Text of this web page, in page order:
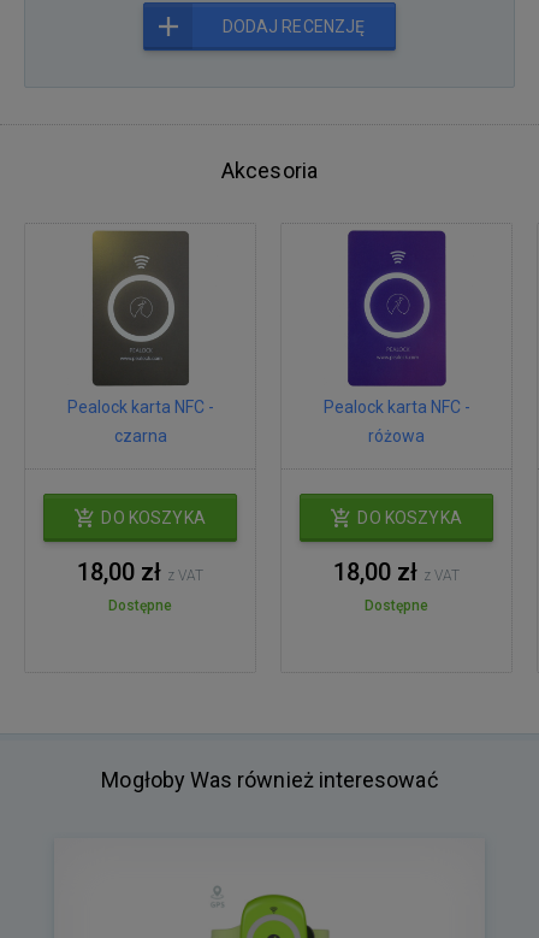
DODAJ RECENZJĘ
Akcesoria
Pealock karta NFC -
czarna
DO KOSZYKA
18,00 zł z VAT
Dostępne
Pealock karta NFC -
różowa
DO KOSZYKA
18,00 zł z VAT
Dostępne
Mogłoby Was również interesować